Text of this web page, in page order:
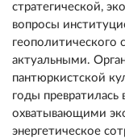
стратегической,
вопросы
геополитического
актуальными.
пантюркистской
годы
охватывающими
энергетическое